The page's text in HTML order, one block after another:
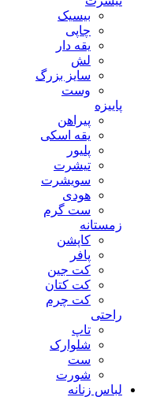
بیسیک
چاپی
یقه دار
لش
سایز بزرگ
وست
پاییزه
پیراهن
یقه اسکی
پلیور
تیشرت
سویشرت
هودی
ست گرم
زمستانه
کاپشن
پافر
کت جین
کت کتان
کت چرم
راحتی
تاپ
شلوارک
ست
شورت
لباس زنانه